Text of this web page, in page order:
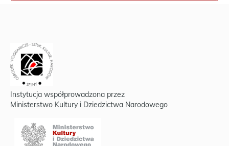
Instytucja współprowadzona przez
Ministerstwo Kultury i Dziedzictwa Narodowego